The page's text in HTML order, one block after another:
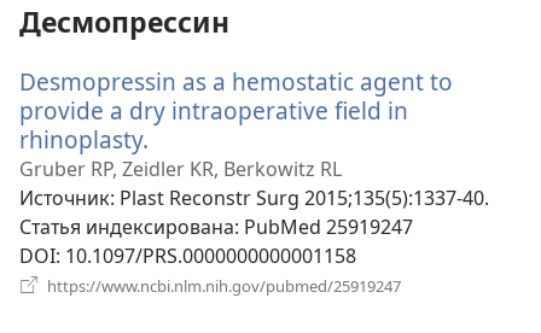
Десмопрессин
Desmopressin as a hemostatic agent to
provide a dry intraoperative field in
rhinoplasty.
в
новом
окне)
Gruber RP, Zeidler KR, Berkowitz RL
Источник‎: Plast Reconstr Surg 2015;135(5):1337-40.
Статья индексирована‎: PubMed 25919247
DOI‎: 10.1097/PRS.0000000000001158
https://www.ncbi.nlm.nih.gov/pubmed/25919247